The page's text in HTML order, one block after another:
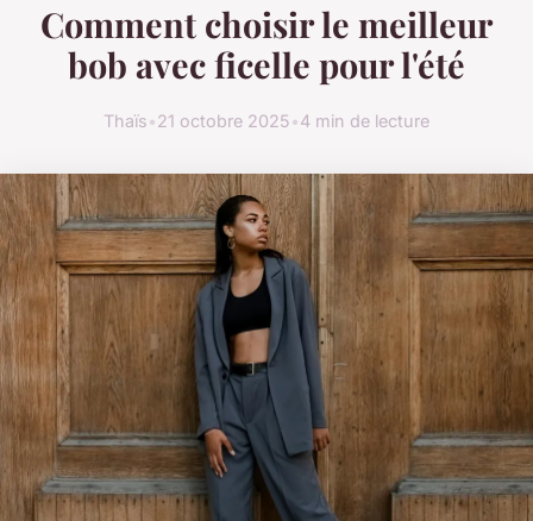
Comment choisir le meilleur
bob avec ficelle pour l'été
Thaïs•21 octobre 2025•4 min de lecture